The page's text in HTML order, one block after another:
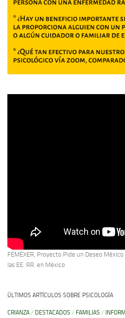
FEMEXER, Proyecto Pide un Deseo
las EE. RR. en México
ÚLTIMOS ARTÍCULOS SOBRE PSICOLOGÍA
CRIANZA / DESTACADOS / FAMILIAS /